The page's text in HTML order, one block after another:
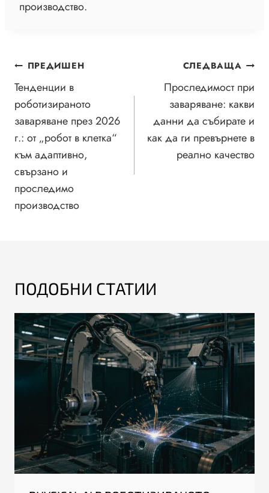
производство.
НАВИГАЦИЯ
ПРЕДИШЕН
Тенденции в
роботизираното
заваряване през 2026
г.: от „робот в клетка“
към адаптивно,
свързано и
проследимо
производство
СЛЕДВАЩА
Проследимост при
заваряване: какви
данни да събирате и
как да ги превърнете в
реално качество
ПОДОБНИ СТАТИИ